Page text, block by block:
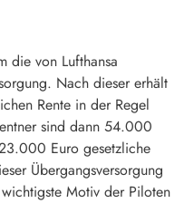
die von Lufthansa
Nach dieser erhält
Rente in der Regel
sind dann 54.000
Euro gesetzliche
Übergangsversorgung
Motiv der Piloten